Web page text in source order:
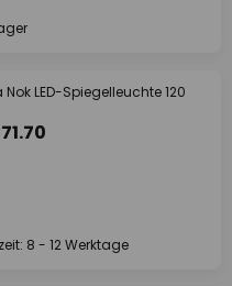
Nok LED-Spiegelleuchte 120
8 - 12 Werktage